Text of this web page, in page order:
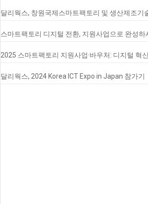
달리웍스, 창원국제스마트팩토리 및 생산제조기
2025 스마트팩토리 지원사업·바우처: 디지털 혁
달리웍스, 2024 Korea ICT Expo in Japan 참가기